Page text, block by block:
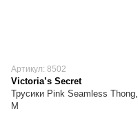
Артикул: 8502
Victoria’s Secret
Трусики Pink Seamless Thong,
M